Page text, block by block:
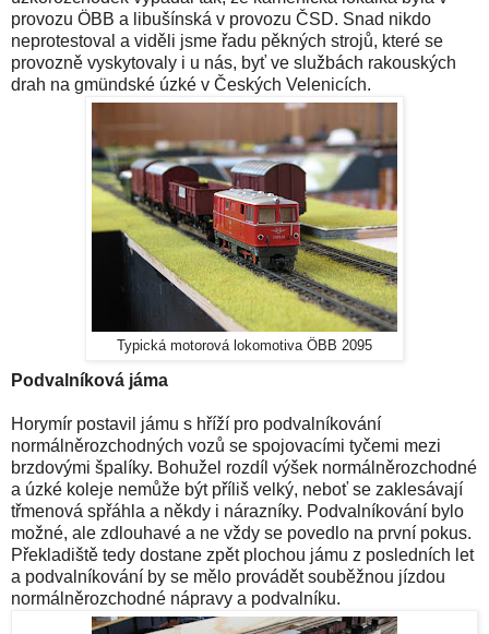
provozu ÖBB a libušínská v provozu ČSD. Snad nikdo
neprotestoval a viděli jsme řadu pěkných strojů, které se
provozně vyskytovaly i u nás, byť ve službách rakouských
drah na gmündské úzké v Českých Velenicích.
Typická motorová lokomotiva ÖBB 2095
Podvalníková jáma
Horymír postavil jámu s hříží pro podvalníkování
normálněrozchodných vozů se spojovacími tyčemi mezi
brzdovými špalíky. Bohužel rozdíl výšek normálněrozchodné
a úzké koleje nemůže být příliš velký, neboť se zaklesávají
třmenová spřáhla a někdy i nárazníky. Podvalníkování bylo
možné, ale zdlouhavé a ne vždy se povedlo na první pokus.
Překladiště tedy dostane zpět plochou jámu z posledních let
a podvalníkování by se mělo provádět souběžnou jízdou
normálněrozchodné nápravy a podvalníku.